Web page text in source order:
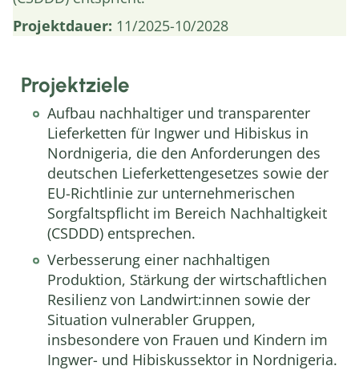
Projektdauer: 11/2025-10/2028
Projektziele
Aufbau nachhaltiger und transparenter
Lieferketten für Ingwer und Hibiskus in
Nordnigeria, die den Anforderungen des
deutschen Lieferkettengesetzes sowie der
EU-Richtlinie zur unternehmerischen
Sorgfaltspflicht im Bereich Nachhaltigkeit
(CSDDD) entsprechen.
Verbesserung einer nachhaltigen
Produktion, Stärkung der wirtschaftlichen
Resilienz von Landwirt:innen sowie der
Situation vulnerabler Gruppen,
insbesondere von Frauen und Kindern im
Ingwer- und Hibiskussektor in Nordnigeria.